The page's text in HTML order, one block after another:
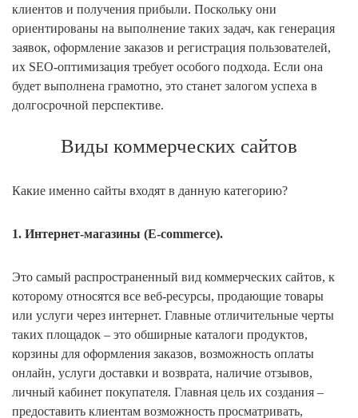
клиентов и получения прибыли. Поскольку они
ориентированы на выполнение таких задач, как генерация
заявок, оформление заказов и регистрация пользователей,
их SEO-оптимизация требует особого подхода. Если она
будет выполнена грамотно, это станет залогом успеха в
долгосрочной перспективе.
Виды коммерческих сайтов
Какие именно сайты входят в данную категорию?
1. Интернет-магазины (E-commerce).
Это самый распространенный вид коммерческих сайтов, к
которому относятся все веб-ресурсы, продающие товары
или услуги через интернет. Главные отличительные черты
таких площадок – это обширные каталоги продуктов,
корзины для оформления заказов, возможность оплаты
онлайн, услуги доставки и возврата, наличие отзывов,
личный кабинет покупателя. Главная цель их создания –
предоставить клиентам возможность просматривать,